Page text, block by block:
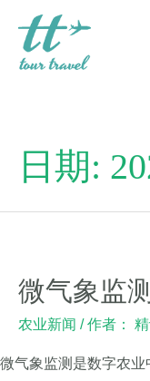
日期:
微气象监
农业新闻 / 作者：
微气象监测是数字农